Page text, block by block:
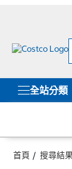
全站分類
首頁 搜尋結